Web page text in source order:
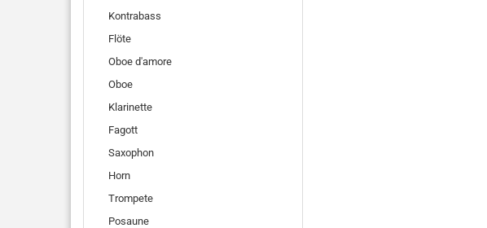
Kontrabass
Flöte
Oboe d'amore
Oboe
Klarinette
Fagott
Saxophon
Horn
Trompete
Posaune